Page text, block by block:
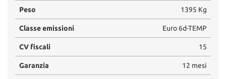
Peso 1395 Kg
Classe emissioni Euro 6d-TEMP
CV fiscali 15
Garanzia 12 mesi